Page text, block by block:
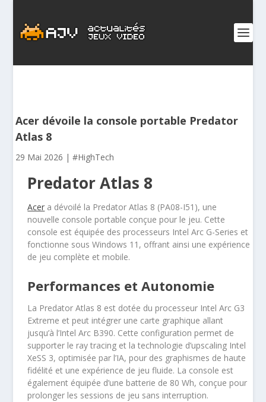
Acer dévoile la console portable Predator
Atlas 8
29 Mai 2026 |#HighTech
Predator Atlas 8
Acer a dévoilé la Predator Atlas 8 (PA08-I51), une
nouvelle console portable conçue pour le jeu. Cette
console est équipée des processeurs Intel Arc G-Series et
fonctionne sous Windows 11, offrant ainsi une expérience
de jeu complète et mobile.
Performances et Autonomie
La Predator Atlas 8 est dotée du processeur Intel Arc G3
Extreme et peut intégrer une carte graphique allant
jusqu’à l’Intel Arc B390. Cette configuration permet de
supporter le ray tracing et la technologie d’upscaling Intel
XeSS 3, optimisée par l’IA, pour des graphismes de haute
fidélité et une expérience de jeu fluide. La console est
également équipée d’une batterie de 80 Wh, conçue pour
prolonger les sessions de jeu sans interruption.